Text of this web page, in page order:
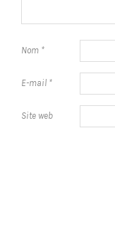
Nom *
E-mail *
Site web